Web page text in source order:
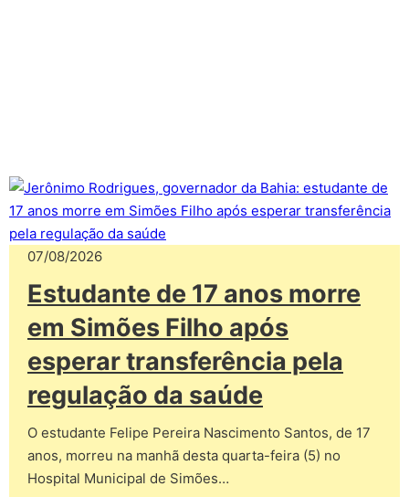
07/08/2026
Estudante de 17 anos morre
em Simões Filho após
esperar transferência pela
regulação da saúde
O estudante Felipe Pereira Nascimento Santos, de 17
anos, morreu na manhã desta quarta-feira (5) no
Hospital Municipal de Simões…